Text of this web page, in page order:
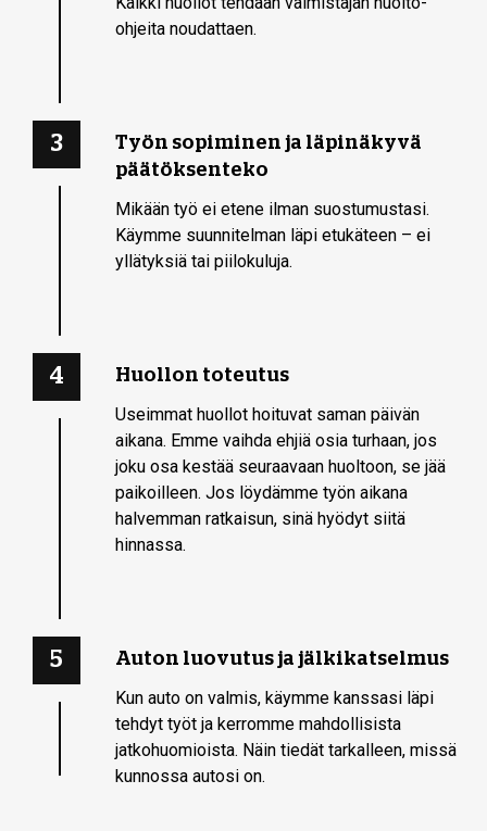
ohjeita noudattaen.
3
Työn sopiminen ja läpinäkyvä
päätöksenteko
Mikään työ ei etene ilman suostumustasi.
Käymme suunnitelman läpi etukäteen – ei
yllätyksiä tai piilokuluja.
4 Huollon toteutus
Useimmat huollot hoituvat saman päivän
aikana. Emme vaihda ehjiä osia turhaan, jos
joku osa kestää seuraavaan huoltoon, se jää
paikoilleen. Jos löydämme työn aikana
halvemman ratkaisun, sinä hyödyt siitä
hinnassa.
5 Auton luovutus ja jälkikatselmus
Kun auto on valmis, käymme kanssasi läpi
tehdyt työt ja kerromme mahdollisista
jatkohuomioista. Näin tiedät tarkalleen, missä
kunnossa autosi on.